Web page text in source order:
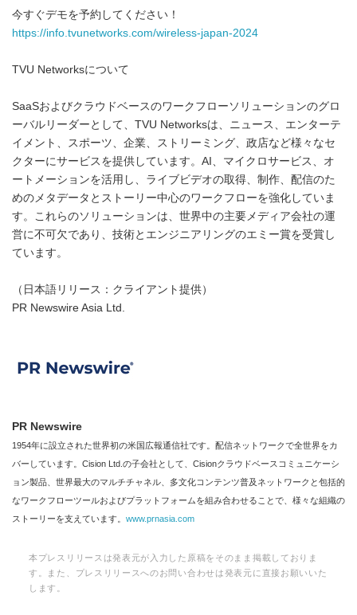
今すぐデモを予約してください！
https://info.tvunetworks.com/wireless-japan-2024
TVU Networksについて
SaaSおよびクラウドベースのワークフローソリューションのグロ
ーバルリーダーとして、TVU Networksは、ニュース、エンターテ
イメント、スポーツ、企業、ストリーミング、政店など様々なセ
クターにサービスを提供しています。AI、マイクロサービス、オ
ートメーションを活用し、ライブビデオの取得、制作、配信のた
めのメタデータとストーリー中心のワークフローを強化していま
す。これらのソリューションは、世界中の主要メディア会社の運
営に不可欠であり、技術とエンジニアリングのエミー賞を受賞し
ています。
（日本語リリース：クライアント提供）
PR Newswire Asia Ltd.
PR Newswire
1954年に設立された世界初の米国広報通信社です。配信ネットワークで全世界をカ
バーしています。Cision Ltd.の子会社として、Cisionクラウドベースコミュニケーシ
ョン製品、世界最大のマルチチャネル、多文化コンテンツ普及ネットワークと包括的
なワークフローツールおよびプラットフォームを組み合わせることで、様々な組織の
ストーリーを支えています。 www.prnasia.com
本プレスリリースは発表元が入力した原稿をそのまま掲載しておりま
す。また、プレスリリースへのお問い合わせは発表元に直接お願いいた
します。